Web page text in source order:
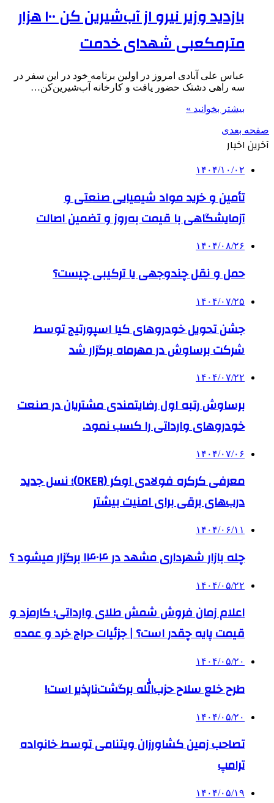
بازدید وزیر نیرو از آب‌شیرین کن ۱۰۰ هزار
مترمکعبی شهدای خدمت
عباس علی آبادی امروز در اولین برنامه خود در این سفر در
سه راهی دشتک حضور یافت و کارخانه آب‌شیرین‌کن…
بیشتر بخوانید »
صفحه بعدی
آخرین اخبار
۱۴۰۴/۱۰/۰۲
تأمین و خرید مواد شیمیایی صنعتی و
آزمایشگاهی با قیمت به‌روز و تضمین اصالت
۱۴۰۴/۰۸/۲۶
حمل و نقل چندوجهی یا ترکیبی چیست؟
۱۴۰۴/۰۷/۲۵
جشن تحویل خودروهای کیا اسپورتیج توسط
شرکت برساوش در مهرماه برگزار شد
۱۴۰۴/۰۷/۲۲
برساوش رتبه اول رضایتمندی مشتریان در صنعت
خودروهای وارداتی را کسب نمود.
۱۴۰۴/۰۷/۰۶
معرفی کرکره فولادی اوکر (OKER)؛ نسل جدید
درب‌های برقی برای امنیت بیشتر
۱۴۰۴/۰۶/۱۱
چله بازار شهرداری مشهد در ۱۴۰۴ برگزار میشود ؟
۱۴۰۴/۰۵/۲۲
اعلام زمان فروش شمش طلای وارداتی؛ کارمزد و
قیمت پایه چقدر است؟ | جزئیات حراج خرد و عمده
۱۴۰۴/۰۵/۲۰
طرح خلع سلاح حزب‌الله برگشت‌ناپذیر است!
۱۴۰۴/۰۵/۲۰
تصاحب زمین کشاورزان ویتنامی توسط خانواده
ترامپ
۱۴۰۴/۰۵/۱۹